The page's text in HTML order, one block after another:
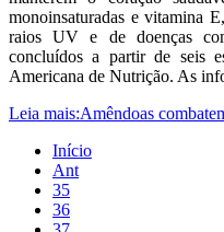
monoinsaturadas e vitamina
raios UV e de doenças
concluídos a partir de seis
Americana de Nutrição. As
Leia mais:Amêndoas
Início
Ant
35
36